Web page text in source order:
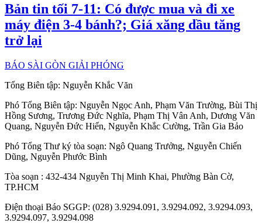
Bản tin tối 7-11: Có được mua và đi xe
máy điện 3-4 bánh?; Giá xăng dầu tăng
trở lại
BÁO SÀI GÒN GIẢI PHÓNG
Tổng Biên tập: Nguyễn Khắc Văn
Phó Tổng Biên tập: Nguyễn Ngọc Anh, Phạm Văn Trường, Bùi Thị
Hồng Sương, Trương Đức Nghĩa, Phạm Thị Vân Anh, Dương Văn
Quang, Nguyễn Đức Hiển, Nguyễn Khắc Cường, Trần Gia Bảo
Phó Tổng Thư ký tòa soạn: Ngô Quang Trưởng, Nguyễn Chiến
Dũng, Nguyễn Phước Bình
Tòa soạn : 432-434 Nguyễn Thị Minh Khai, Phường Bàn Cờ,
TP.HCM
Điện thoại Báo SGGP: (028) 3.9294.091, 3.9294.092, 3.9294.093,
3.9294.097, 3.9294.098